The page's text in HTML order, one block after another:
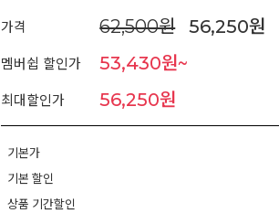
가격 62,500원 56,250원
멤버쉽 할인가 53,430원~
최대할인가 56,250원
기본가
기본 할인
상품 기간할인